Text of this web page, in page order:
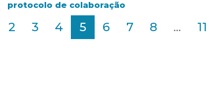
protocolo de colaboração
2 3 4 5 6 7 8 ... 11